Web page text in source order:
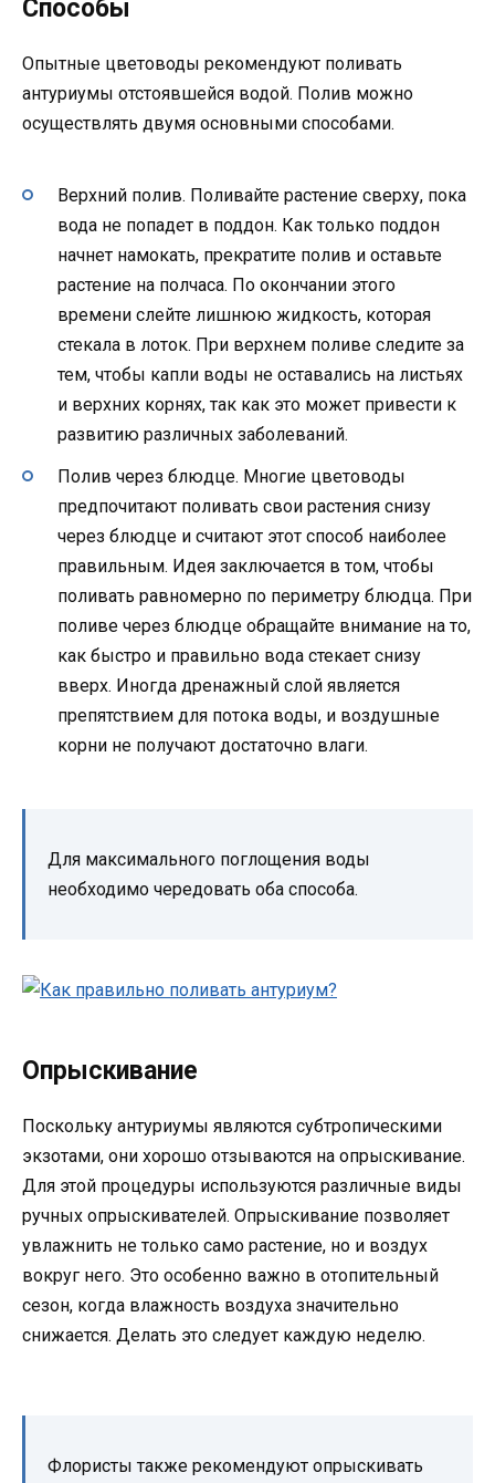
Способы
Опытные цветоводы рекомендуют поливать
антуриумы отстоявшейся водой. Полив можно
осуществлять двумя основными способами.
Верхний полив. Поливайте растение сверху, пока
вода не попадет в поддон. Как только поддон
начнет намокать, прекратите полив и оставьте
растение на полчаса. По окончании этого
времени слейте лишнюю жидкость, которая
стекала в лоток. При верхнем поливе следите за
тем, чтобы капли воды не оставались на листьях
и верхних корнях, так как это может привести к
развитию различных заболеваний.
Полив через блюдце. Многие цветоводы
предпочитают поливать свои растения снизу
через блюдце и считают этот способ наиболее
правильным. Идея заключается в том, чтобы
поливать равномерно по периметру блюдца. При
поливе через блюдце обращайте внимание на то,
как быстро и правильно вода стекает снизу
вверх. Иногда дренажный слой является
препятствием для потока воды, и воздушные
корни не получают достаточно влаги.
Для максимального поглощения воды
необходимо чередовать оба способа.
Опрыскивание
Поскольку антуриумы являются субтропическими
экзотами, они хорошо отзываются на опрыскивание.
Для этой процедуры используются различные виды
ручных опрыскивателей. Опрыскивание позволяет
увлажнить не только само растение, но и воздух
вокруг него. Это особенно важно в отопительный
сезон, когда влажность воздуха значительно
снижается. Делать это следует каждую неделю.
Флористы также рекомендуют опрыскивать